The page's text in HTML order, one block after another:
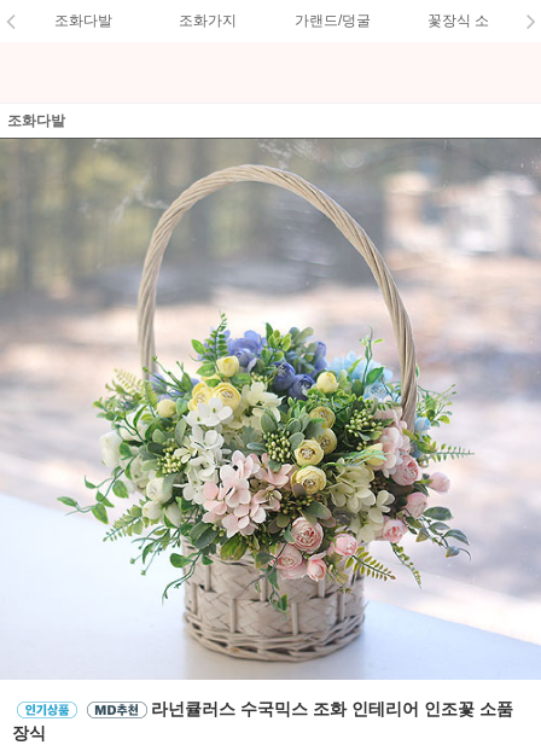
조화다발 조화가지 가랜드/덩굴 꽃장식 소
조화다발
라넌큘러스 수국믹스 조화 인테리어 인조꽃 소품
장식